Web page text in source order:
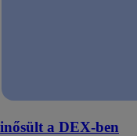
a DEX-ben